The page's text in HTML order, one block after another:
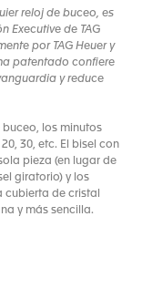
reloj de buceo, es
Executive de TAG
por TAG Heuer y
patentado confiere
y reduce
buceo, los minutos
30, etc. El bisel con
pieza (en lugar de
giratorio) y los
cubierta de cristal
y más sencilla.